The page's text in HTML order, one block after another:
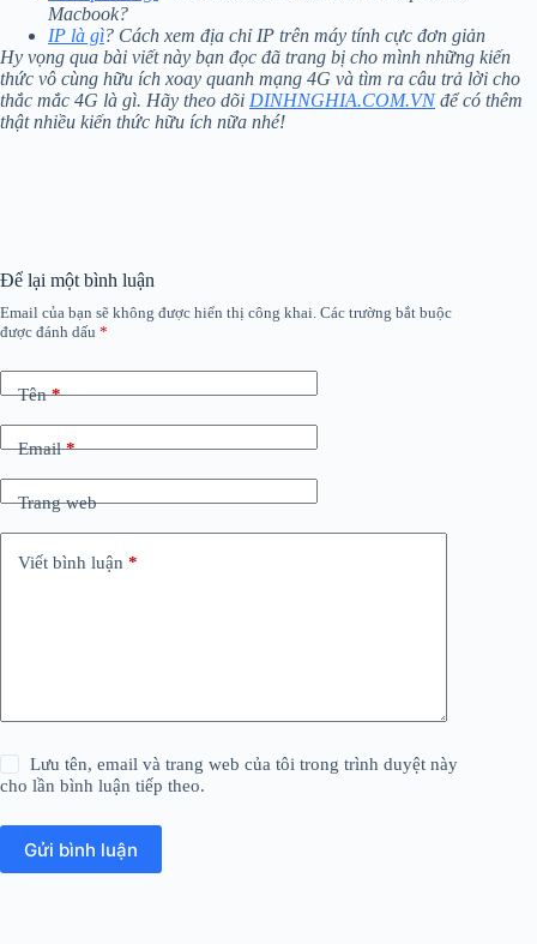
Macbook?
IP là gì? Cách xem địa chỉ IP trên máy tính cực đơn giản
Hy vọng qua bài viết này bạn đọc đã trang bị cho mình những kiến
thức vô cùng hữu ích xoay quanh mạng 4G và tìm ra câu trả lời cho
thắc mắc 4G là gì. Hãy theo dõi DINHNGHIA.COM.VNđể có thêm
thật nhiều kiến thức hữu ích nữa nhé!
Để lại một bình luận
Email của bạn sẽ không được hiển thị công khai. Các trường bắt buộc
được đánh dấu *
Tên*
Email*
Trang web
Viết bình luận *
Lưu tên, email và trang web của tôi trong trình duyệt này
cho lần bình luận tiếp theo.
Gửi bình luận